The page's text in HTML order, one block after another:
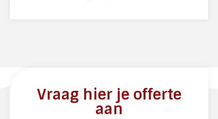
Vraag hier je offerte
aan